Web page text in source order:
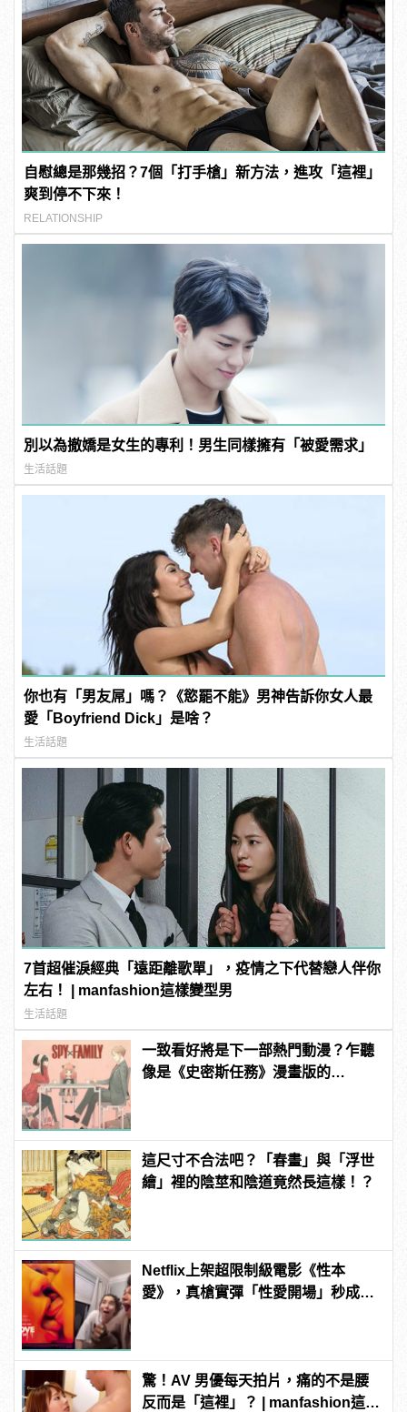
自慰總是那幾招？7個「打手槍」新方法，進攻「這裡」
爽到停不下來！
RELATIONSHIP
別以為撤嬌是女生的專利！男生同樣擁有「被愛需求」
生活話題
你也有「男友屌」嗎？《慾罷不能》男神告訴你女人最
愛「Boyfriend Dick」是啥？
生活話題
7首超催淚經典「遠距離歌單」，疫情之下代替戀人伴你
左右！ | manfashion這樣變型男
生活話題
一致看好將是下一部熱門動漫？乍聽
像是《史密斯任務》漫畫版的
這尺寸不合法吧？「春畫」與「浮世
繪」裡的陰莖和陰道竟然長這樣！？
Netflix上架超限制級電影《性本
愛》，真槍實彈「性愛開場」秒成網
驚！AV 男優每天拍片，痛的不是腰
反而是「這裡」？ | manfashion這樣